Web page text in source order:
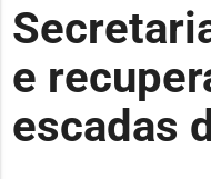
e
escadas